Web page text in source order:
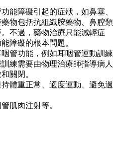
能障礙引起的症狀，如鼻塞、
物包括抗組織胺藥物、鼻腔類
不過，藥物治療只能減輕症
障礙的根本問題。
管功能，例如耳咽管運動訓練
練需要由物理治療師指導病人
關閉。
體重正常、適度運動、避免過
肌肉注射等。